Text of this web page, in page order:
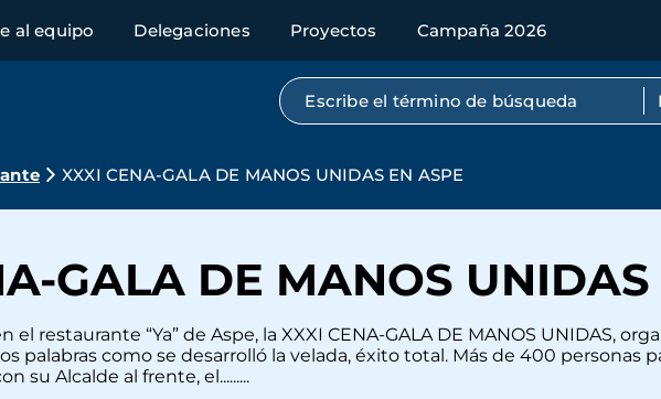
al equipo Delegaciones Proyectos Campaña 2026
Búsqueda por texto completo
XXXI CENA-GALA DE MANOS UNIDAS EN ASPE
GALA DE MANOS UNIDAS
el restaurante “Ya” de Aspe, la XXXI CENA-GALA DE MANOS UNIDAS,
palabras como se desarrolló la velada, éxito total. Más de 400 personas
su Alcalde al frente, el.........